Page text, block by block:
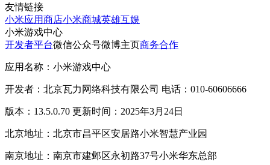
友情链接
小米应用商店小米商城英雄互娱
小米游戏中心
开发者平台微信公众号微博主页商务合作
应用名称：小米游戏中心
开发者：北京瓦力网络科技有限公司 电话：010-60606666
版本：13.5.0.70 更新时间：2025年3月24日
北京地址：北京市昌平区安居路小米智慧产业园
南京地址：南京市建邺区永初路37号小米华东总部